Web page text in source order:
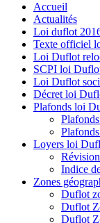
Accueil
Actualités
Loi duflot
Texte officiel
Loi Duflot
SCPI loi
Loi Duflot
Décret loi
Plafonds loi
Loyers loi
Indice
Zones
Duflot
Duflot
Duflot